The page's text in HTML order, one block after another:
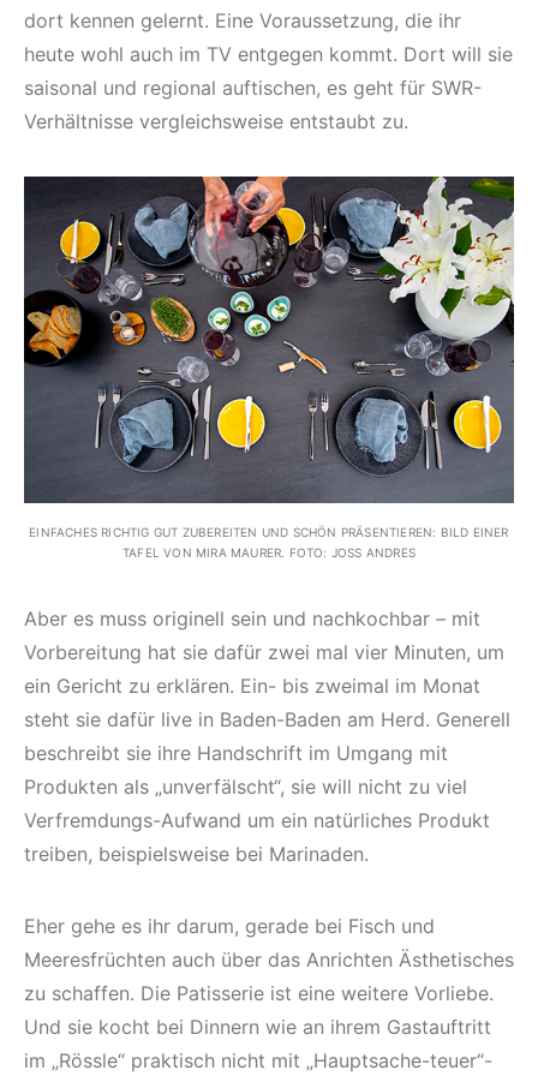
dort kennen gelernt. Eine Voraussetzung, die ihr
heute wohl auch im TV entgegen kommt. Dort will sie
saisonal und regional auftischen, es geht für SWR-
Verhältnisse vergleichsweise entstaubt zu.
EINFACHES RICHTIG GUT ZUBEREITEN UND SCHÖN PRÄSENTIEREN: BILD EINER
TAFEL VON MIRA MAURER. FOTO: JOSS ANDRES
Aber es muss originell sein und nachkochbar – mit
Vorbereitung hat sie dafür zwei mal vier Minuten, um
ein Gericht zu erklären. Ein- bis zweimal im Monat
steht sie dafür live in Baden-Baden am Herd. Generell
beschreibt sie ihre Handschrift im Umgang mit
Produkten als „unverfälscht“, sie will nicht zu viel
Verfremdungs-Aufwand um ein natürliches Produkt
treiben, beispielsweise bei Marinaden.
Eher gehe es ihr darum, gerade bei Fisch und
Meeresfrüchten auch über das Anrichten Ästhetisches
zu schaffen. Die Patisserie ist eine weitere Vorliebe.
Und sie kocht bei Dinnern wie an ihrem Gastauftritt
im „Rössle“ praktisch nicht mit „Hauptsache-teuer“-